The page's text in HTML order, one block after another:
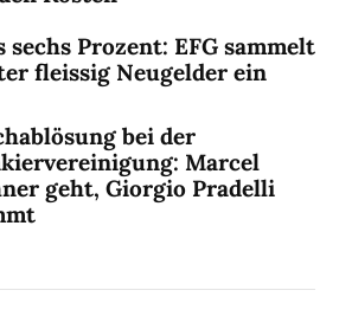
sechs Prozent: EFG sammelt
fleissig Neugelder ein
bei der
Marcel
geht, Giorgio Pradelli